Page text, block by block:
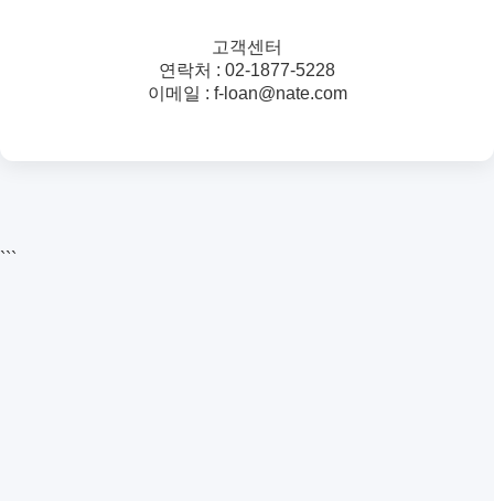
고객센터
연락처 : 02-1877-5228
이메일 : f-loan@nate.com
```